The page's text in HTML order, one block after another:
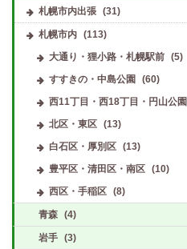
札幌市内出張 (31)
札幌市内 (113)
大通り・狸小路・札幌駅前
(5)
すすきの・中島公園
(60)
西11丁目・西18丁目・円山公園
北区・東区
(13)
白石区・厚別区
(13)
豊平区・清田区・南区
(10)
西区・手稲区
(8)
青森 (4)
岩手 (3)